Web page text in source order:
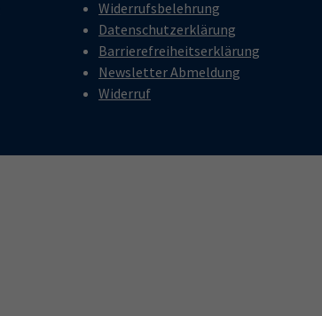
Widerrufsbelehrung
Datenschutzerklärung
Barrierefreiheitserklärung
Newsletter Abmeldung
Widerruf